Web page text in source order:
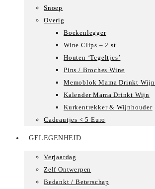
Snoep
Overig
Boekenlegger
Wine Clips – 2 st.
Houten ‘Tegeltjes’
Pins / Broches Wine
Memoblok Mama Drinkt Wijn
Kalender Mama Drinkt Wijn
Kurkentrekker & Wijnhouder
Cadeautjes < 5 Euro
GELEGENHEID
Verjaardag
Zelf Ontwerpen
Bedankt / Beterschap